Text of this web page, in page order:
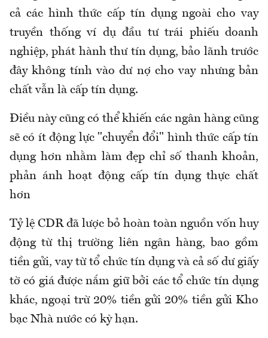
cả các hình thức cấp tín dụng ngoài cho vay
truyền thống ví dụ đầu tư trái phiếu doanh
nghiệp, phát hành thư tín dụng, bảo lãnh trước
đây không tính vào dư nợ cho vay nhưng bản
chất vẫn là cấp tín dụng.
Điều này cũng có thể khiến các ngân hàng cũng
sẽ có ít động lực "chuyển đổi" hình thức cấp tín
dụng hơn nhằm làm đẹp chỉ số thanh khoản,
phản ánh hoạt động cấp tín dụng thực chất
hơn
Tỷ lệ CDR đã lược bỏ hoàn toàn nguồn vốn huy
động từ thị trường liên ngân hàng, bao gồm
tiền gửi, vay từ tổ chức tín dụng và cả số dư giấy
tờ có giá được nắm giữ bởi các tổ chức tín dụng
khác, ngoại trừ 20% tiền gửi 20% tiền gửi Kho
bạc Nhà nước có kỳ hạn.